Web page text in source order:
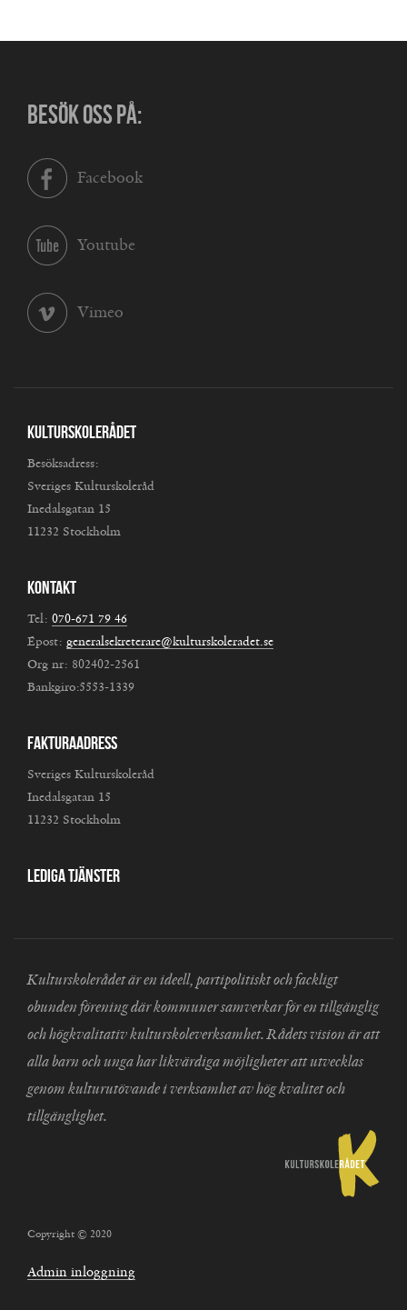
BESÖK OSS PÅ:
Facebook
Youtube
Vimeo
Kulturskolerådet
Besöksadress:
Sveriges Kulturskoleråd
Inedalsgatan 15
11232 Stockholm
Kontakt
Tel: 070-671 79 46
Epost: generalsekreterare@kulturskoleradet.se
Org nr: 802402-2561
Bankgiro:5553-1339
Fakturaadress
Sveriges Kulturskoleråd
Inedalsgatan 15
11232 Stockholm
Lediga tjänster
Kulturskolerådet är en ideell, partipolitiskt och fackligt
obunden förening där kommuner samverkar för en tillgänglig
och högkvalitativ kulturskoleverksamhet. Rådets vision är att
alla barn och unga har likvärdiga möjligheter att utvecklas
genom kulturutövande i verksamhet av hög kvalitet och
tillgänglighet.
Copyright © 2020
Admin inloggning